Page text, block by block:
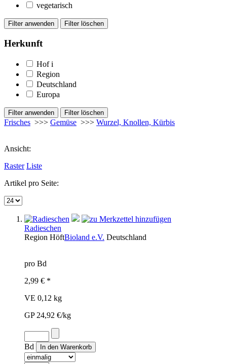
vegetarisch
Herkunft
Hof i
Region
Deutschland
Europa
Frisches >>> Gemüse >>> Wurzel, Knollen, Kürbis
Ansicht:
Raster Liste
Artikel pro Seite:
Radieschen
Region HöftBioland e.V. Deutschland
pro Bd
2,99 € *
VE 0,12 kg
GP 24,92 €/kg
Bd